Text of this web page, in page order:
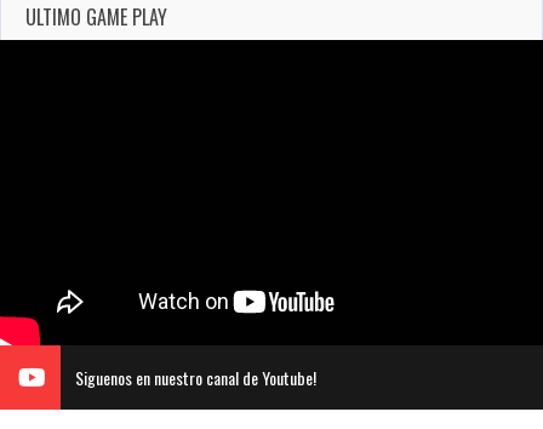
ULTIMO GAME PLAY
Siguenos en nuestro canal de Youtube!